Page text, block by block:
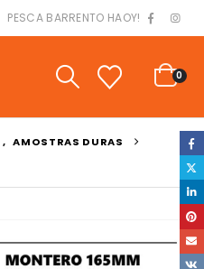
PESCA BARRENTO HAOY!
0
, AMOSTRAS DURAS